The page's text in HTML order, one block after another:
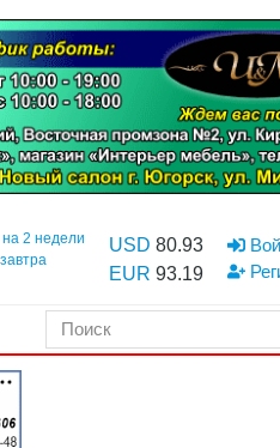
2 недели
USD 80.93
EUR 93.19